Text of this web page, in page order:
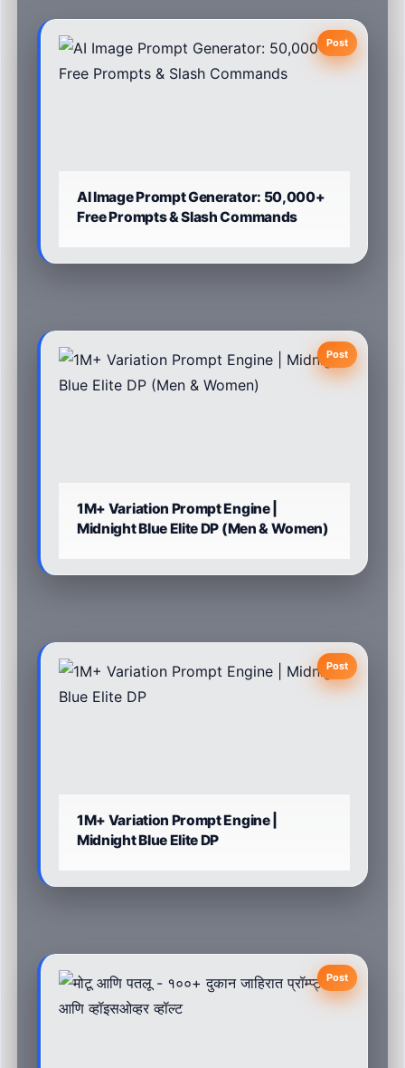
Post
AI Image Prompt Generator: 50,000+
Free Prompts & Slash Commands
Post
1M+ Variation Prompt Engine |
Midnight Blue Elite DP (Men & Women)
Post
1M+ Variation Prompt Engine |
Midnight Blue Elite DP
Post